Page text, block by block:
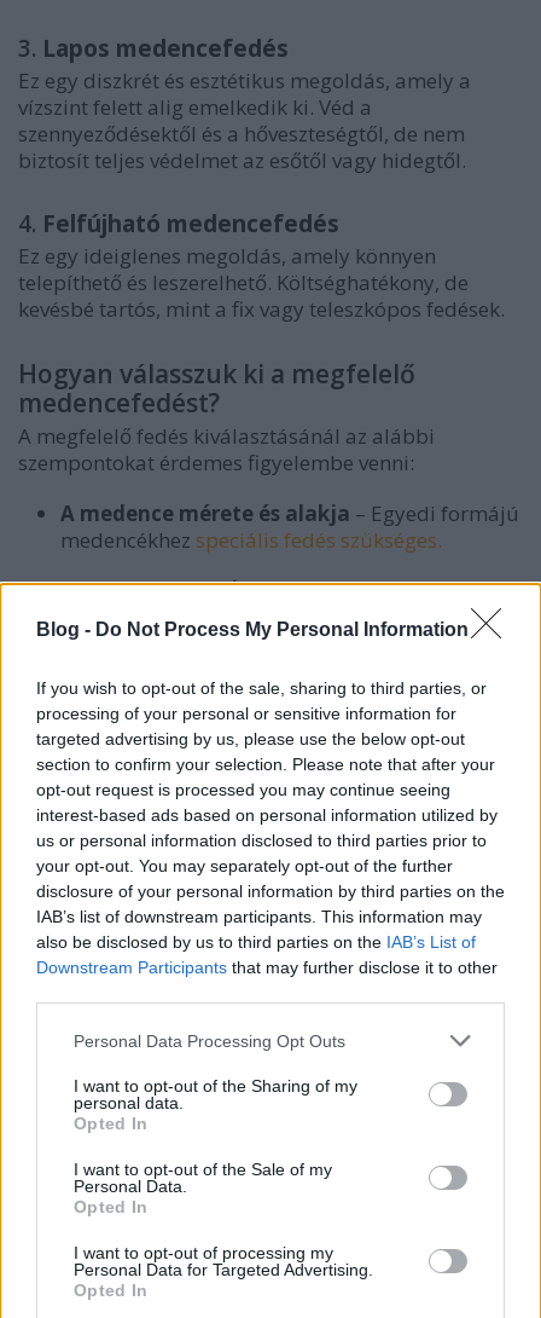
Blog - Do Not Process My Personal Information
If you wish to opt-out of the sale, sharing to third parties, or
processing of your personal or sensitive information for
targeted advertising by us, please use the below opt-out
section to confirm your selection. Please note that after your
opt-out request is processed you may continue seeing
interest-based ads based on personal information utilized by
us or personal information disclosed to third parties prior to
your opt-out. You may separately opt-out of the further
disclosure of your personal information by third parties on the
IAB’s list of downstream participants. This information may
also be disclosed by us to third parties on the IAB’s List of
Downstream Participants that may further disclose it to other
Please note that this website/app uses one or more Google
not limited to your visit or usage behaviour. You may click to
grant or deny consent to Google and its third-party tags to
use your data for below specified purposes in below Google
consent section.
Personal Data Processing Opt Outs
I want to opt-out of the Sharing of my
personal data.
Opted In
I want to opt-out of the Sale of my
Personal Data.
Opted In
I want to opt-out of processing my
Personal Data for Targeted Advertising.
Opted In
3. Lapos medencefedés
Ez egy diszkrét és esztétikus megoldás, amely a
vízszint felett alig emelkedik ki. Véd a
szennyeződésektől és a hőveszteségtől, de nem
biztosít teljes védelmet az esőtől vagy hidegtől.
4. Felfújható medencefedés
Ez egy ideiglenes megoldás, amely könnyen
telepíthető és leszerelhető. Költséghatékony, de
kevésbé tartós, mint a fix vagy teleszkópos fedések.
Hogyan válasszuk ki a megfelelő
medencefedést?
A megfelelő fedés kiválasztásánál az alábbi
szempontokat érdemes figyelembe venni:
A medence mérete és alakja – Egyedi formájú
medencékhez speciális fedés szükséges.
Használati cél– Éves vagy szezonális
használatra szeretnénk-e a fedést?
mobil vagy felfújható verziók kedvezőbb
árfekvésűek.
Esztétikai szempontok – Fontos, hogy a fedés
harmonizáljon a kert és a ház stílusával.
Milyen anyagokból készülhet egy
medencefedés?
A leggyakoribb anyagok:
Polikarbonát– Tartós, UV-védett és könnyen
tisztítható.
Üveg– Esztétikus, de nehezebb és drágább.
Alumínium vázszerkezet
– Könnyű és
időjárásálló.
PVC vagy fólia– Kedvezőbb árú, de kevésbé
tartós megoldás.
Mennyibe kerül a medencefedés?
A medencefedés árai széles skálán mozognak: